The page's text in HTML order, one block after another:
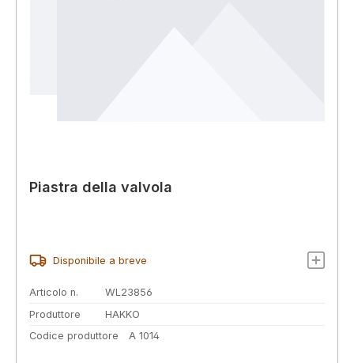
Piastra della valvola
Disponibile a breve
Articolo n.
WL23856
Produttore
HAKKO
Codice produttore
A 1014